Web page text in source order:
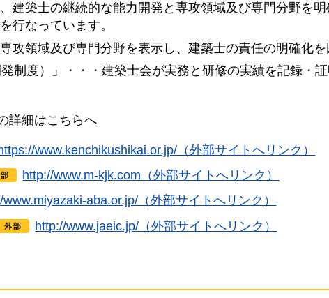
建築士の継続的な能力開発と専攻領域及び専門分野を
行なっています。
攻領域及び専門分野を表示し、建築士の責任の明確化を
制度）」・・・建築士会が実務と研修の実績を記録・
詳細はこちらへ
www.kenchikushikai.or.jp/（外部サイトへリンク）
http://www.m-kjk.com（外部サイトへリンク）
www.miyazaki-aba.or.jp/（外部サイトへリンク）
http://www.jaeic.jp/（外部サイトへリンク）